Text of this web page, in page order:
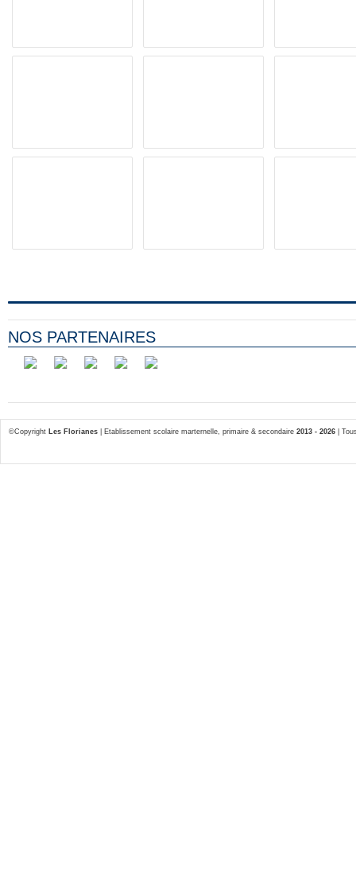
NOS PARTENAIRES
©Copyright Les Florianes | Etablissement scolaire marternelle, primaire & secondaire 2013 - 2026 |